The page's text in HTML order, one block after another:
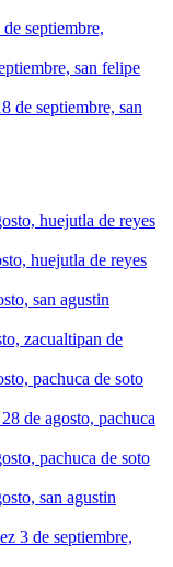
septiembre,
san felipe
de septiembre, san
huejutla de reyes
huejutla de reyes
san agustin
zacualtipan de
pachuca de soto
de agosto, pachuca
pachuca de soto
san agustin
3 de septiembre,